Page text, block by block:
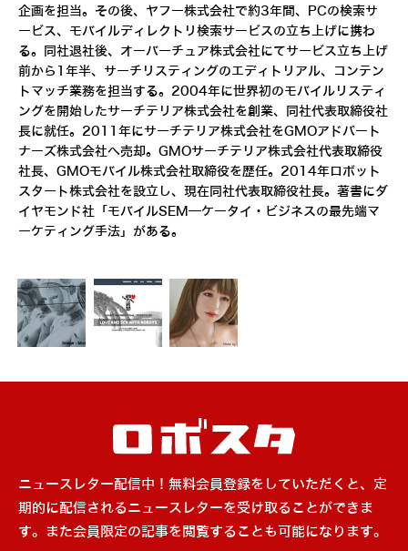
企画を担当。その後、ヤフー株式会社で約3年間、PCの検索サ
ービス、モバイルディレクトリ検索サービスの立ち上げに携わ
る。同社退社後、オーバーチュア株式会社にてサービス立ち上げ
前から1年半、サーチリスティングのエディトリアル、コンテン
トマッチ業務を担当する。2004年に世界初のモバイルリスティ
ングを開始したサーチテリア株式会社を創業、同社代表取締役社
長に就任。2011年にサーチテリア株式会社をGMOアドパート
ナーズ株式会社へ売却。GMOサーチテリア株式会社代表取締役
社長、GMOモバイル株式会社取締役を歴任。2014年ロボット
スタート株式会社を設立し、現在同社代表取締役社長。著書にダ
イヤモンド社「モバイルSEM―ケータイ・ビジネスの最先端マ
ーケティング手法」がある。
ニュースレター配信中！無料会員登録をしていただくと、定
期的に配信されるニュースレターを受け取ることができま
す。また会員限定の記事を閲覧することも可能になります。